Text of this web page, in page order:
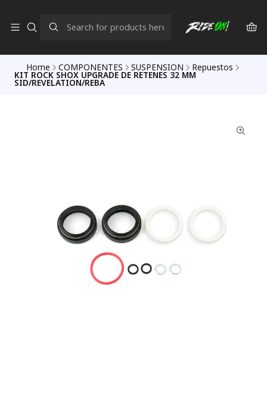
Home COMPONENTES SUSPENSION Repuestos
KIT ROCK SHOX UPGRADE DE RETENES 32 MM
SID/REVELATION/REBA